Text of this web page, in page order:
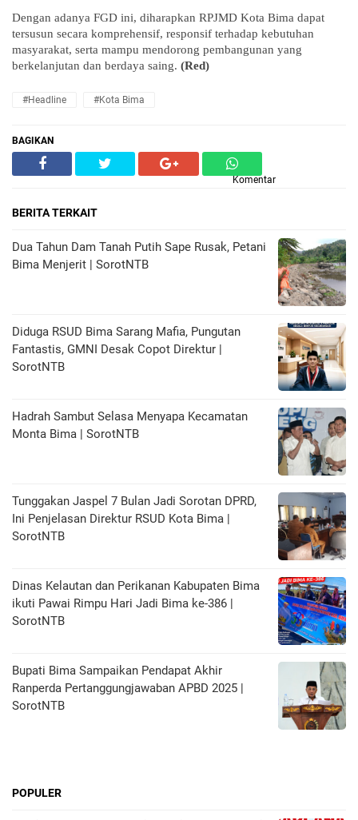
Dengan adanya FGD ini, diharapkan RPJMD Kota Bima dapat
tersusun secara komprehensif, responsif terhadap kebutuhan
masyarakat, serta mampu mendorong pembangunan yang
berkelanjutan dan berdaya saing. (Red)
#Headline #Kota Bima
BAGIKAN
Komentar
BERITA TERKAIT
Dua Tahun Dam Tanah Putih Sape Rusak, Petani
Bima Menjerit | SorotNTB
Diduga RSUD Bima Sarang Mafia, Pungutan
Fantastis, GMNI Desak Copot Direktur |
SorotNTB
Hadrah Sambut Selasa Menyapa Kecamatan
Monta Bima | SorotNTB
Tunggakan Jaspel 7 Bulan Jadi Sorotan DPRD,
Ini Penjelasan Direktur RSUD Kota Bima |
SorotNTB
Dinas Kelautan dan Perikanan Kabupaten Bima
ikuti Pawai Rimpu Hari Jadi Bima ke-386 |
SorotNTB
Bupati Bima Sampaikan Pendapat Akhir
Ranperda Pertanggungjawaban APBD 2025 |
SorotNTB
POPULER